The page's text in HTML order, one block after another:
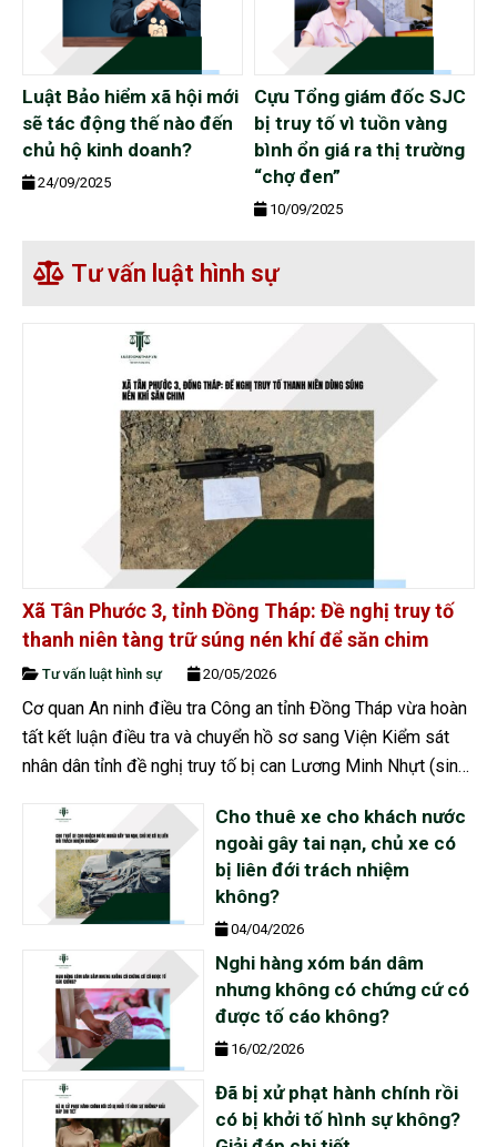
Luật Bảo hiểm xã hội mới
sẽ tác động thế nào đến
chủ hộ kinh doanh?
24/09/2025
Cựu Tổng giám đốc SJC
bị truy tố vì tuồn vàng
bình ổn giá ra thị trường
“chợ đen”
10/09/2025
Tư vấn luật hình sự
Xã Tân Phước 3, tỉnh Đồng Tháp: Đề nghị truy tố
thanh niên tàng trữ súng nén khí để săn chim
Tư vấn luật hình sự 20/05/2026
Cơ quan An ninh điều tra Công an tỉnh Đồng Tháp vừa hoàn
tất kết luận điều tra và chuyển hồ sơ sang Viện Kiểm sát
nhân dân tỉnh đề nghị truy tố bị can Lương Minh Nhựt (sinh
Cho thuê xe cho khách nước
ngoài gây tai nạn, chủ xe có
bị liên đới trách nhiệm
không?
04/04/2026
Nghi hàng xóm bán dâm
nhưng không có chứng cứ có
được tố cáo không?
16/02/2026
Đã bị xử phạt hành chính rồi
có bị khởi tố hình sự không?